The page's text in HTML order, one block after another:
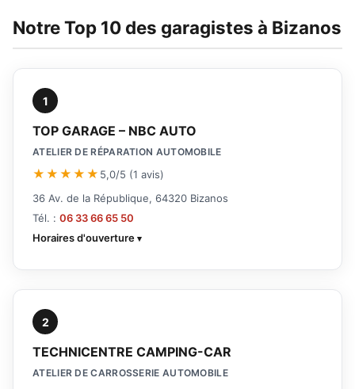
Notre Top 10 des garagistes à Bizanos
1
TOP GARAGE – NBC AUTO
ATELIER DE RÉPARATION AUTOMOBILE
★★★★★ 5,0/5 (1 avis)
36 Av. de la République, 64320 Bizanos
Tél. : 06 33 66 65 50
Horaires d'ouverture
2
TECHNICENTRE CAMPING-CAR
ATELIER DE CARROSSERIE AUTOMOBILE